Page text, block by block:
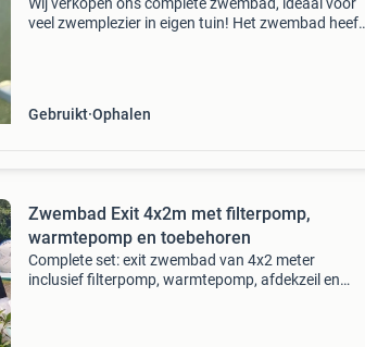
veel zwemplezier in eigen tuin! Het zwembad heeft
Gebruikt Ophalen
Zwembad Exit 4x2m met filterpomp,
warmtepomp en toebehoren
Complete set: exit zwembad van 4x2 meter
inclusief filterpomp, warmtepomp, afdekzeil en